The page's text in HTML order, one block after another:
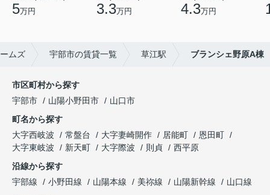
5万円 3.3万円 4.3万円
ムズ 宇部市の賃貸一覧 草江駅 ブランシェ野原A棟
市区町村から探す
宇部市
山陽小野田市
山口市
町名から探す
大字西岐波
常盤台 大字妻崎開作 居能町
恩田町
大字東岐波
新天町 大字際波 則貞
西平原
沿線から探す
宇部線
小野田線 山陽本線 美祢線 山陽新幹線
山口線